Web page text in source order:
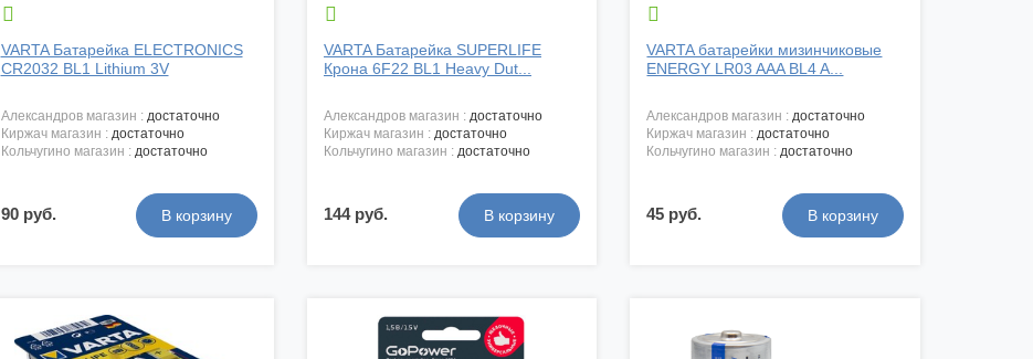

VARTA Батарейка ELECTRONICS
CR2032 BL1 Lithium 3V
александров магазин : достаточно
киржач магазин : достаточно
кольчугино магазин : достаточно
90 руб.

VARTA Батарейка SUPERLIFE
Крона 6F22 BL1 Heavy Dut...
александров магазин : достаточно
киржач магазин : достаточно
кольчугино магазин : достаточно
144 руб.

VARTA батарейки мизинчиковые
ENERGY LR03 AAA BL4 A...
александров магазин :достаточно
киржач магазин :достаточно
кольчугино магазин :достаточно
45 руб.